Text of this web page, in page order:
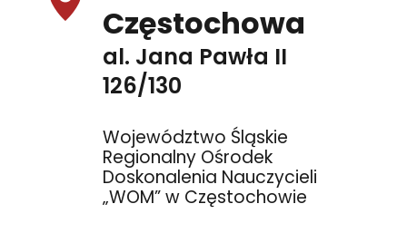
Częstochowa
al. Jana Pawła II
126/130
Województwo Śląskie
Regionalny Ośrodek
Doskonalenia Nauczycieli
„WOM” w Częstochowie